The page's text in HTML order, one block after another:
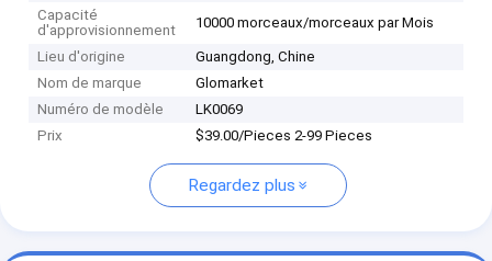
Capacité
d'approvisionnement
10000 morceaux/morceaux par Mois
Lieu d'origine
Guangdong, Chine
Nom de marque
Glomarket
Numéro de modèle
LK0069
Prix
$39.00/Pieces 2-99 Pieces
Regardez plus